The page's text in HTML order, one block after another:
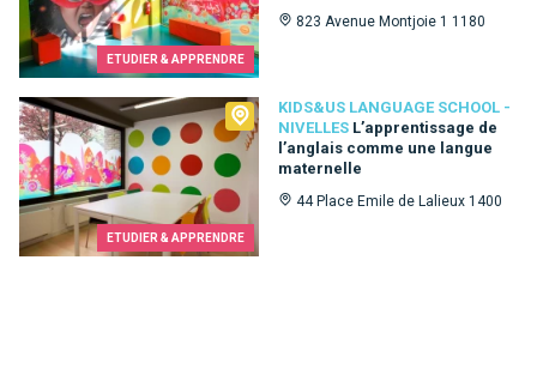
ETUDIER & APPRENDRE
823 Avenue Montjoie 1 1180
ETUDIER & APPRENDRE
KIDS&US LANGUAGE SCHOOL -
NIVELLES L’apprentissage de
l’anglais comme une langue
maternelle
44 Place Emile de Lalieux 1400
Kids&Us language school - Nivelles